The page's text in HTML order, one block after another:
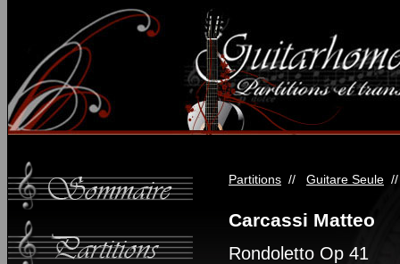
Partitions // Guitare Seule
Carcassi Matteo
Rondoletto Op 41